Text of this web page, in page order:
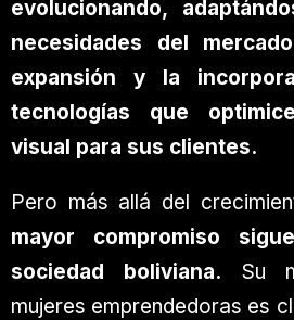
evolucionando,
necesidades del
expansión y la
tecnologías que
visual para sus clientes.
Pero más allá del
mayor compromiso
sociedad boliviana. Su
mujeres emprendedoras es